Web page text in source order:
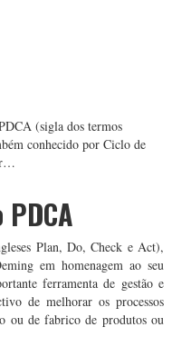
(sigla dos termos
conhecido por Ciclo de
Plan, Do, Check e Act),
em homenagem ao seu
ferramenta de gestão e
de melhorar os processos
ou de fabrico de produtos ou